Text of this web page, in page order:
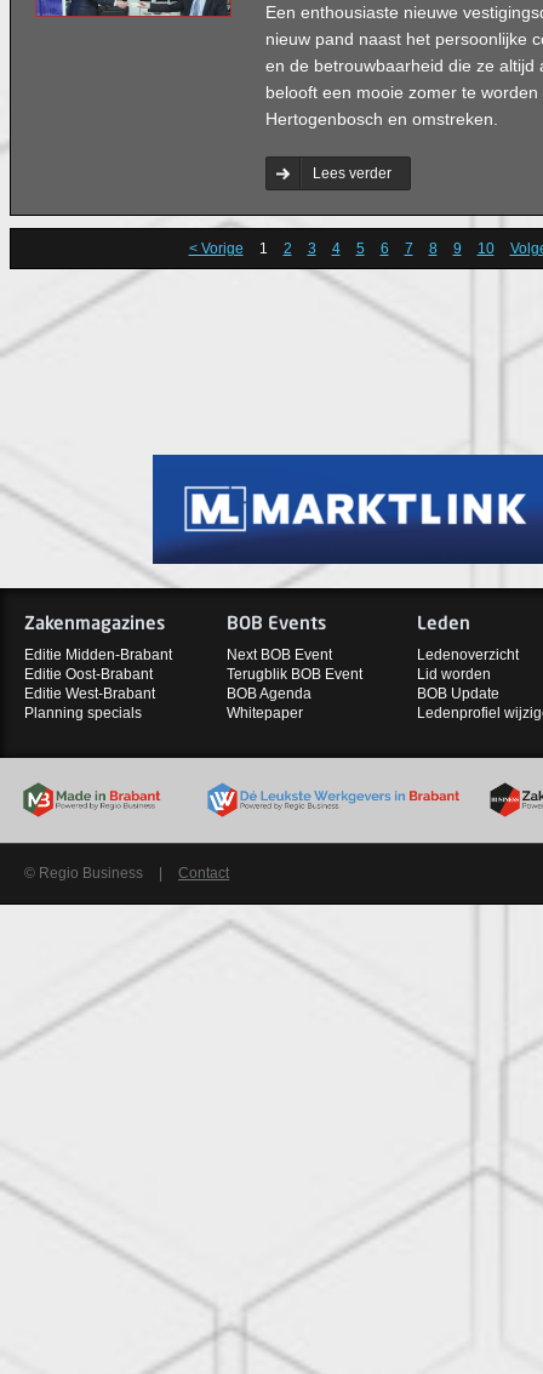
Een enthousiaste nieuwe
nieuw pand naast het persoonlijke
en de betrouwbaarheid die ze altijd
belooft een mooie zomer te worden
Hertogenbosch en omstreken.
Lees verder
< Vorige 1 2 3 4 5 6 7 8 9 10
Zakenmagazines
Editie Midden-Brabant
Editie Oost-Brabant
Editie West-Brabant
Planning specials
BOB Events
Next BOB Event
Terugblik BOB Event
BOB Agenda
Whitepaper
Leden
Ledenoverzicht
Lid worden
BOB Update
Ledenprofiel
© Regio Business Contact